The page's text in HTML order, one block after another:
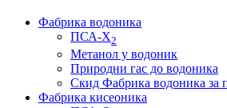
Фабрика водоника
ПСА-Х2
Метанол у водоник
Природни гас до водоника
Скид Фабрика водоника за
Фабрика кисеоника